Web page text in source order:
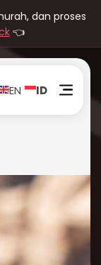
dan proses
👈
EN ID